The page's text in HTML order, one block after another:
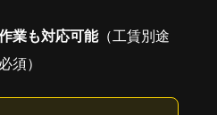
業も対応可能（工賃別途
須）